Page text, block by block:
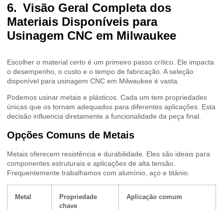
Visão Geral Completa dos
Materiais Disponíveis para
Usinagem CNC em Milwaukee
Escolher o material certo é um primeiro passo crítico. Ele impacta
o desempenho, o custo e o tempo de fabricação. A seleção
disponível para usinagem CNC em Milwaukee é vasta.
Podemos usinar metais e plásticos. Cada um tem propriedades
únicas que os tornam adequados para diferentes aplicações. Esta
decisão influencia diretamente a funcionalidade da peça final.
Opções Comuns de Metais
Metais oferecem resistência e durabilidade. Eles são ideais para
componentes estruturais e aplicações de alta tensão.
Frequentemente trabalhamos com alumínio, aço e titânio.
Metal
Propriedade
chave
Aplicação comum